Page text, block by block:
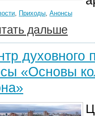
, Приходы, Анонсы
дальше
духовного
«Основы